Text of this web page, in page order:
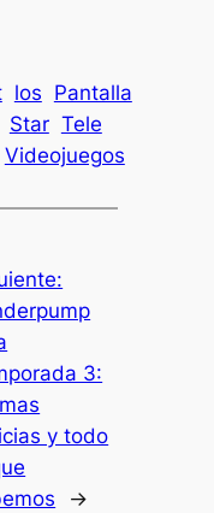
los Pantalla
Star Tele
Videojuegos
3:
y todo
→